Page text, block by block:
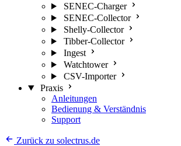
SENEC-Charger
SENEC-Collector
Shelly-Collector
Tibber-Collector
Ingest
Watchtower
CSV-Importer
Praxis
Anleitungen
Bedienung & Verständnis
Support
Zurück zu solectrus.de